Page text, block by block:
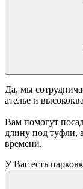
Да, мы
ателье и
Вам помогут
длину под туфли,
времени.
У Вас есть